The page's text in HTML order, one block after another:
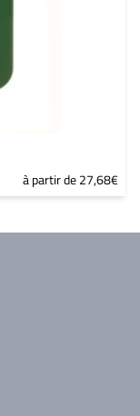
à partir de 27,68€